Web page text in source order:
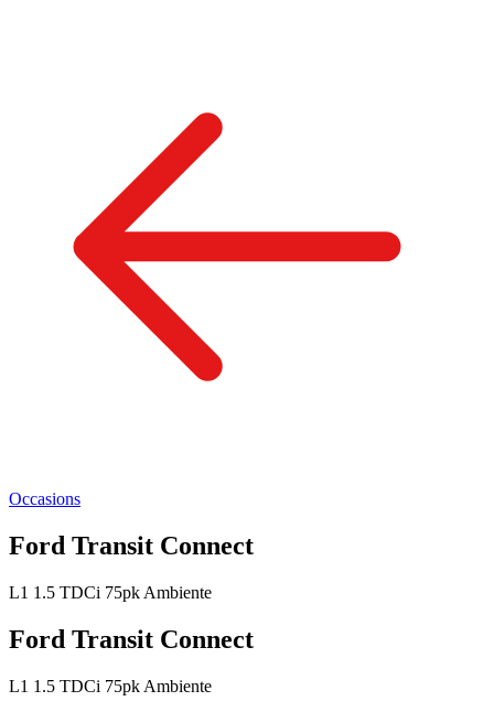
Occasions
Ford Transit Connect
L1 1.5 TDCi 75pk Ambiente
Ford Transit Connect
L1 1.5 TDCi 75pk Ambiente